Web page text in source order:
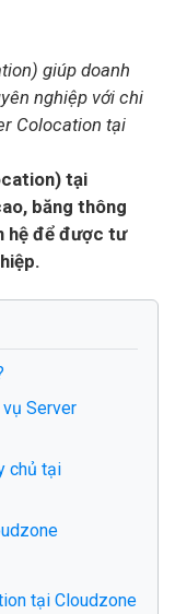
giúp doanh
nghiệp với chi
Colocation tại
tại
băng thông
hệ để được tư
Server
chủ tại
tại Cloudzone